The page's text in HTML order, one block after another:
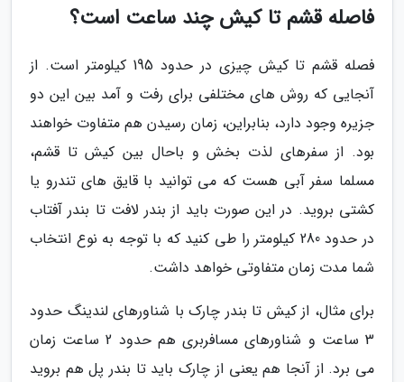
فاصله قشم تا کیش چند ساعت است؟
فصله قشم تا کیش چیزی در حدود 195 کیلومتر است. از
آنجایی که روش های مختلفی برای رفت و آمد بین این دو
جزیره وجود دارد، بنابراین، زمان رسیدن هم متفاوت خواهند
بود. از سفرهای لذت بخش و باحال بین کیش تا قشم،
مسلما سفر آبی هست که می توانید با قایق های تندرو یا
کشتی بروید. در این صورت باید از بندر لافت تا بندر آفتاب
در حدود 280 کیلومتر را طی کنید که با توجه به نوع انتخاب
شما مدت زمان متفاوتی خواهد داشت.
برای مثال، از کیش تا بندر چارک با شناورهای لندینگ حدود
3 ساعت و شناورهای مسافربری هم حدود 2 ساعت زمان
می برد. از آنجا هم یعنی از چارک باید تا بندر پل هم بروید